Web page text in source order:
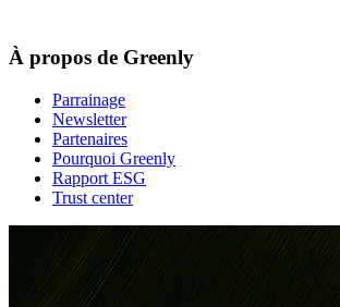
À propos de Greenly
Parrainage
Newsletter
Partenaires
Pourquoi Greenly
Rapport ESG
Trust center